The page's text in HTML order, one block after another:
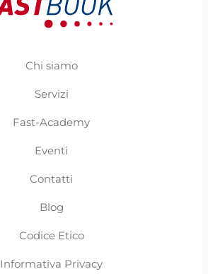
Chi siamo
Servizi
Fast-Academy
Eventi
Contatti
Blog
Codice Etico
Informativa Privacy